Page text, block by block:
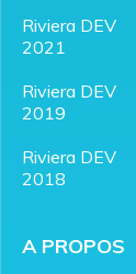
Riviera DEV
2021
Riviera DEV
2019
Riviera DEV
2018
A PROPOS